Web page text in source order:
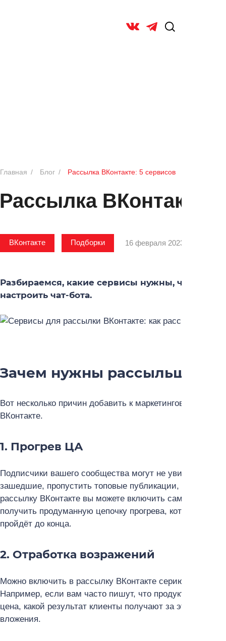
Главная / Блог / Рассылка ВКонтакте: 5 сервисов
Рассылка ВКонтакте:
ВКонтакте Подборки 16 февраля 2023, 07:02
Разбираемся, какие сервисы нужны, чтобы
настроить чат-бота.
Зачем нужны рассыльщики?
Вот несколько причин добавить к маркетинговым
ВКонтакте.
1. Прогрев ЦА
Подписчики вашего сообщества могут не увидеть все
зашедшие, пропустить топовые публикации, потому
рассылку ВКонтакте вы можете включить самые
получить продуманную цепочку прогрева, которую
пройдёт до конца.
2. Отработка возражений
Можно включить в рассылку ВКонтакте серию постов,
Например, если вам часто пишут, что продукт стоит
цена, какой результат клиенты получают за эту цену,
вложения.